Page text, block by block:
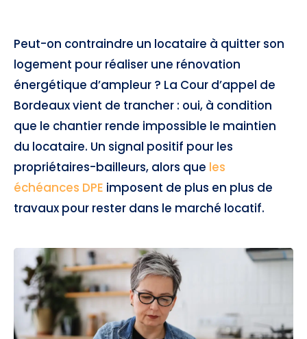
Peut-on contraindre un locataire à quitter son
logement pour réaliser une rénovation
énergétique d’ampleur ? La Cour d’appel de
Bordeaux vient de trancher : oui, à condition
que le chantier rende impossible le maintien
du locataire. Un signal positif pour les
propriétaires-bailleurs, alors que les
échéances DPE imposent de plus en plus de
travaux pour rester dans le marché locatif.